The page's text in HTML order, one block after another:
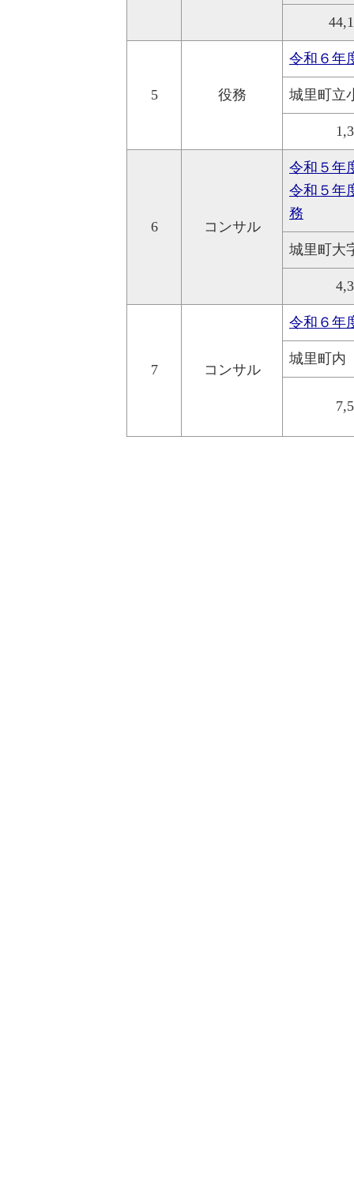
5 役務
令和６年
城里町立
6 コンサル
令和５年
令和５年
務
城里町
7 コンサル
令和６年
城里町内